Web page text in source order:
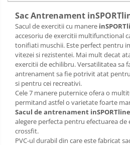
Sac de dormit 130 cm
Sac de dormit 140 cm
Sac de dormit 150 cm
Sac de dormit tineret
Saltele de infasat
Sac Antrenament
Sacul de exercitii cu manere
accesoriu de exercitii multifunctional
tonifiati muschii. Este perfect pentru
vitezei si rezistentei. Mai mult decat
exercitii de echilibru. Versatilitatea sa
antrenament sa fie potrivit atat
si pentru cei recreativi.
Cele 7 manere puternice ofera o
permitand astfel o varietate foarte
Sacul de antrenament
alegere perfecta pentru efectuarea de
crossfit.
PVC-ul durabil din care este fabricat